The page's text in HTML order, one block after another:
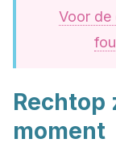
Voor de
Rechtop
moment